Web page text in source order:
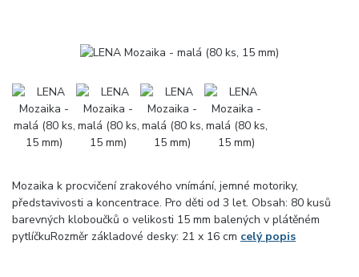
Mozaika k procvičení zrakového vnímání, jemné motoriky,
představivosti a koncentrace. Pro děti od 3 let. Obsah: 80 kusů
barevných kloboučků o velikosti 15 mm balených v plátěném
pytlíčkuRozměr základové desky: 21 x 16 cm celý popis